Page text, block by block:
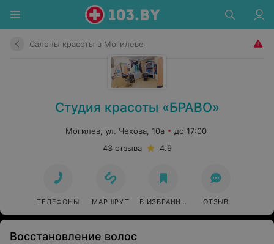
Салоны красоты в Могилеве
Студия красоты «БРАВО»
Могилев, ул. Чехова, 10а
до 17:00
43 отзыва
4.9
ТЕЛЕФОНЫ МАРШРУТ В ИЗБРАННОЕ ОТЗЫВ
Восстановление волос